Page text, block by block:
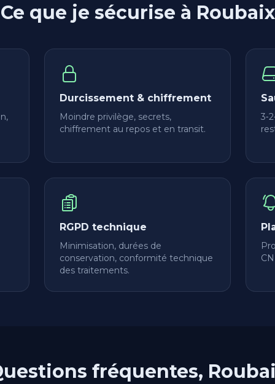
Ce que je sécurise à Roubaix
Durcissement & chiffrement
Moindre privilège, secrets,
chiffrement au repos et en transit.
RGPD technique
Minimisation, durées de
conservation, conformité technique
des traitements.
fréquentes,